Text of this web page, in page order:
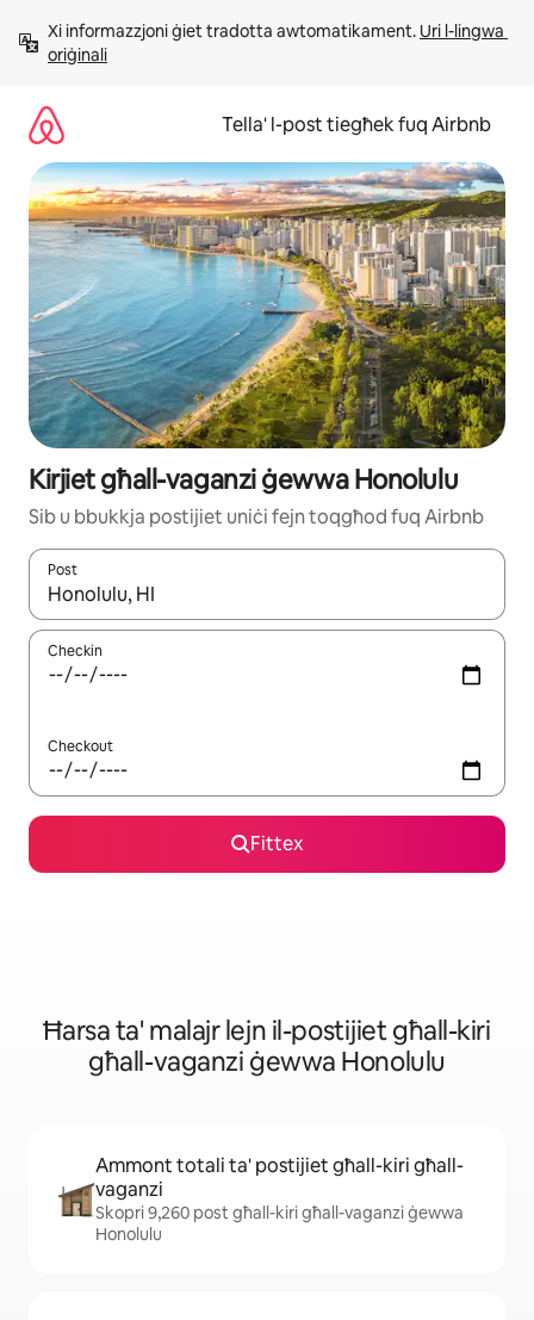
għall-
kontenut
Xi informazzjoni ġiet tradotta awtomatikament. Uri l-lingwa
oriġinali
Tella' l-post tiegħek fuq Airbnb
Kirjiet għall-vaganzi ġewwa Honolulu
Sib u bbukkja postijiet uniċi fejn toqgħod fuq Airbnb
Post
Meta r-riżultati jkunu disponibbli, tista' tmur minn riżultat
Checkin
Checkout
Fittex
Ħarsa ta' malajr lejn il-postijiet għall-kiri
għall-vaganzi ġewwa Honolulu
Ammont totali ta' postijiet għall-kiri għall-
vaganzi
Skopri 9,260 post għall-kiri għall-vaganzi ġewwa
Honolulu